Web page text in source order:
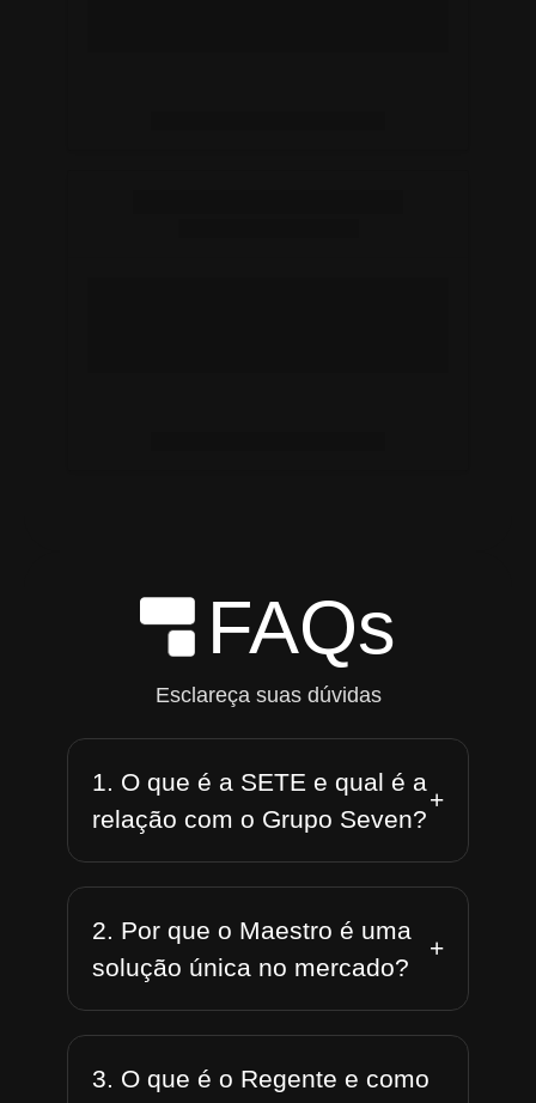
FAQs
Esclareça suas dúvidas
1. O que é a SETE e qual é a
relação com o Grupo Seven?
+
2. Por que o Maestro é uma
solução única no mercado?
+
3. O que é o Regente e como